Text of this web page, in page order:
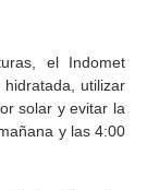
el Indomet
utilizar
solar y evitar la
y las 4:00